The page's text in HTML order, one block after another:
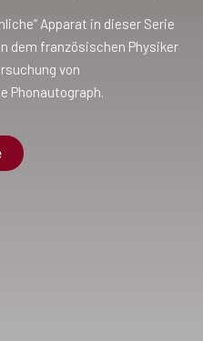
Apparat in dieser Serie
dem französischen Physiker
von
Phonautograph.